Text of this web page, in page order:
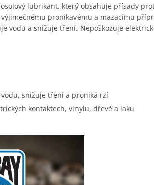
lubrikant, který obsahuje přísady
pronikavému a mazacímu
vodu a snižuje tření. Nepoškozuje
snižuje tření a proniká rzí
kontaktech, vinylu, dřevě a laku